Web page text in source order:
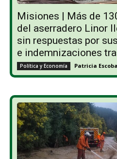
Misiones | Más de
del aserradero Linor
sin respuestas por
e indemnizaciones
Política y Economía Patricia